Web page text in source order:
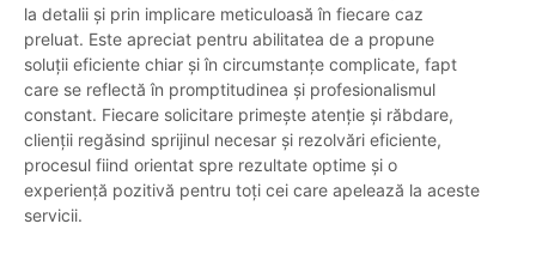
la detalii și prin implicare meticuloasă în fiecare caz
preluat. Este apreciat pentru abilitatea de a propune
soluții eficiente chiar și în circumstanțe complicate, fapt
care se reflectă în promptitudinea și profesionalismul
constant. Fiecare solicitare primește atenție și răbdare,
clienții regăsind sprijinul necesar și rezolvări eficiente,
procesul fiind orientat spre rezultate optime și o
experiență pozitivă pentru toți cei care apelează la aceste
servicii.